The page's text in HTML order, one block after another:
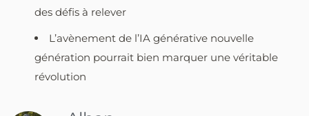
des défis à relever
L’avènement de l’IA générative nouvelle
génération pourrait bien marquer une véritable
révolution